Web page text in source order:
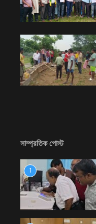
সাম্প্রতিক পোস্ট
1